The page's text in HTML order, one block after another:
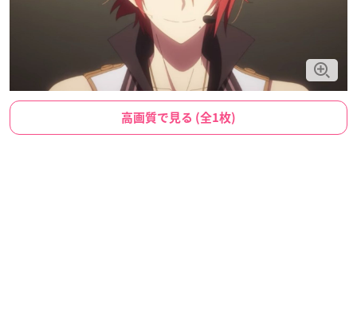
高画質で見る (全1枚)